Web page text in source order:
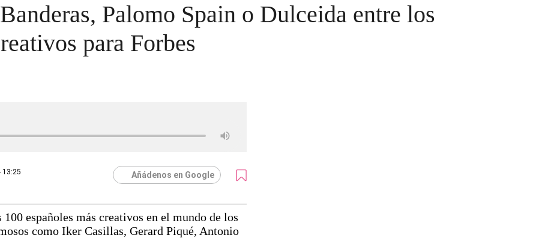
Palomo Spain o Dulceida entre los
para Forbes
13:25
Añádenos en Google
españoles más creativos en el mundo de los
como Iker Casillas, Gerard Piqué, Antonio